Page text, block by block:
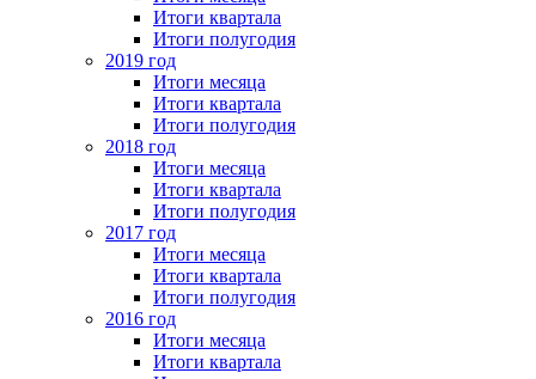
Итоги квартала
Итоги полугодия
2019 год
Итоги месяца
Итоги квартала
Итоги полугодия
2018 год
Итоги месяца
Итоги квартала
Итоги полугодия
2017 год
Итоги месяца
Итоги квартала
Итоги полугодия
2016 год
Итоги месяца
Итоги квартала